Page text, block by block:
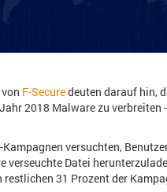
F-Securedeuten darauf hin,
2018 Malware zu
versuchten,
verseuchte Datei
31 Prozent der